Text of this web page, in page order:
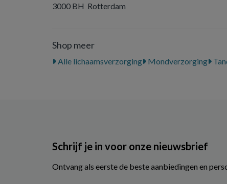
3000 BH Rotterdam
Shop meer
Alle lichaamsverzorging Mondverzorging
Schrijf je in voor onze nieuwsbrief
Ontvang als eerste de beste aanbiedingen en